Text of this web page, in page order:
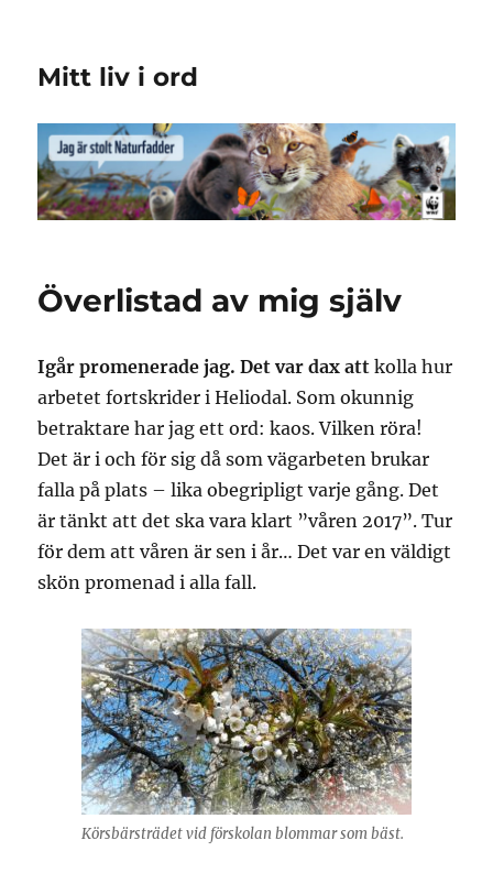
Mitt liv i ord
Överlistad av mig själv
Igår promenerade jag. Det var dax att kolla hur
arbetet fortskrider i Heliodal. Som okunnig
betraktare har jag ett ord: kaos. Vilken röra!
Det är i och för sig då som vägarbeten brukar
falla på plats – lika obegripligt varje gång. Det
är tänkt att det ska vara klart ”våren 2017”. Tur
för dem att våren är sen i år… Det var en väldigt
skön promenad i alla fall.
Körsbärsträdet vid förskolan blommar som bäst.